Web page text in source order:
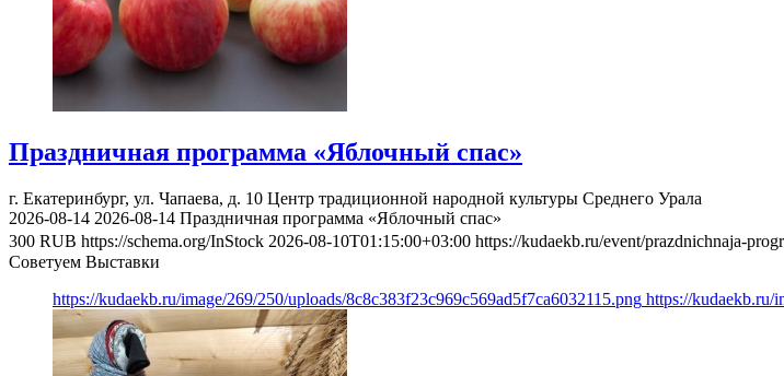
Праздничная программа «Яблочный спас»
г. Екатеринбург, ул. Чапаева, д. 10 Центр традиционной народной культуры Среднего Урала
2026-08-14 2026-08-14 Праздничная программа «Яблочный спас»
300 RUB https://schema.org/InStock 2026-08-10T01:15:00+03:00 https://kudaekb.ru/event/prazdnichnaja-
Советуем Выставки
https://kudaekb.ru/image/269/250/uploads/8c8c383f23c969c569ad5f7ca6032115.png https://kudaekb.ru/